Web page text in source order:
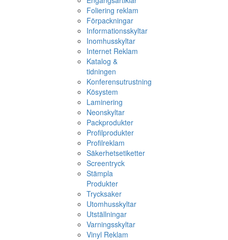
Foliering reklam
Förpackningar
Informationsskyltar
Inomhusskyltar
Internet Reklam
Katalog &
tidningen
Konferensutrustning
Kösystem
Laminering
Neonskyltar
Packprodukter
Profilprodukter
Profilreklam
Säkerhetsetiketter
Screentryck
Stämpla
Produkter
Trycksaker
Utomhusskyltar
Utställningar
Varningsskyltar
Vinyl Reklam